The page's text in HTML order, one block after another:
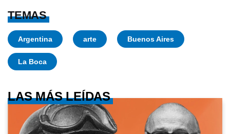
TEMAS
Argentina arte Buenos Aires
La Boca
LAS MÁS LEÍDAS